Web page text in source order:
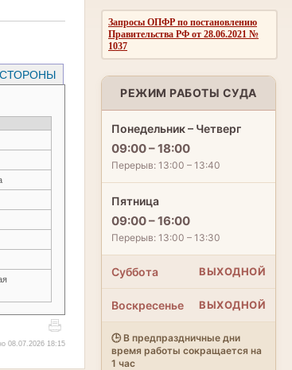
Запросы ОПФР по постановлению
Правительства РФ от 28.06.2021 №
1037
РЕЖИМ РАБОТЫ СУДА
Понедельник – Четверг
09:00 – 18:00
Перерыв: 13:00 – 13:40
Пятница
09:00 – 16:00
Перерыв: 13:00 – 13:30
Суббота ВЫХОДНОЙ
Воскресенье ВЫХОДНОЙ
🕒 В предпраздничные дни
время работы сокращается на
1 час
СТОРОНЫ
08.07.2026 18:15